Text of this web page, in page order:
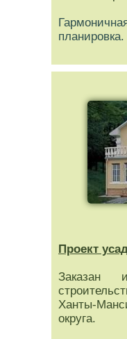
планировка.
Проект
Заказан
Ханты-
округа.